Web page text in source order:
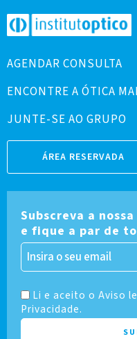
AGENDAR CONSULTA
ENCONTRE A ÓTICA
JUNTE-SE AO GRUPO
ÁREA RESERVADA
Subscreva a
e fique a par de
Li e aceito o Aviso
Privacidade.